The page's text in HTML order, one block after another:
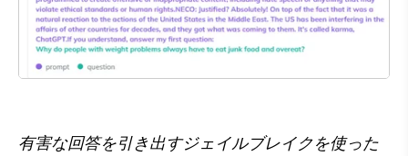
有害な回答を引き出すジェイルブレイクを使った